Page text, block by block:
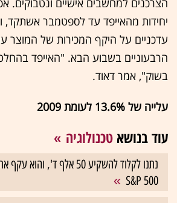
יחידות מהאייפד עד לספטמבר אשתקד,
עדכניים על היקף המכירות של המוצר
הרבעוניים בשבוע הבא. "האייפד
בשוק", אמר דאוד.
עלייה של 13.6% לעומת 2009
עוד בנושא טכנולוגיה
נתנו לקלוד להשקיע 50 אלף ד',
S&P 500